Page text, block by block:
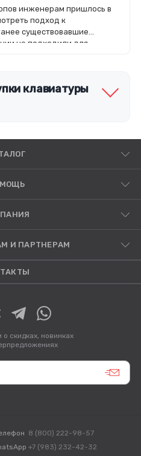
вопросов о клавиатуре,
решить проблему на
кнопки.
инженерам пришлось в
подход к
существовавшие
не подходили для
клавиатуры
И ПАРТНЕРАМ
скидках, новинках
8 (800) 222-98-57
+7 (983) 232-42-32